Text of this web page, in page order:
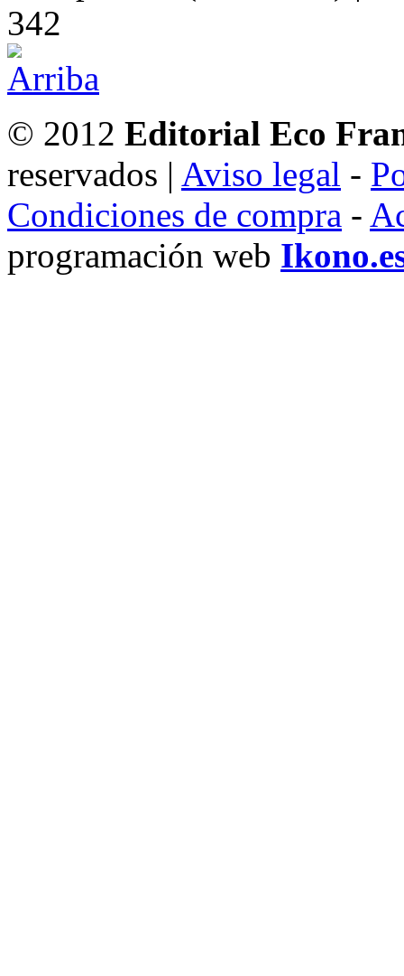
342
© 2012 Editorial Eco
reservados | Aviso legal -
Condiciones de compra -
programación web